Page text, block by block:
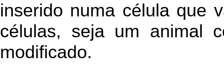
inserido numa célula que
células, seja um animal
modificado.